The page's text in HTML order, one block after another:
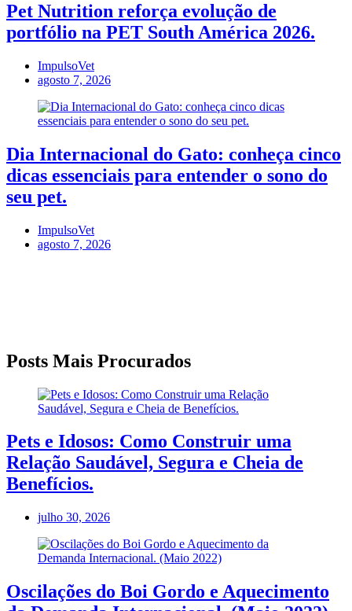
Pet Nutrition reforça evolução de
portfólio na PET South América 2026.
ImpulsoVet
agosto 7, 2026
Dia Internacional do Gato: conheça cinco
dicas essenciais para entender o sono do
seu pet.
ImpulsoVet
agosto 7, 2026
Posts Mais Procurados
Pets e Idosos: Como Construir uma
Relação Saudável, Segura e Cheia de
Benefícios.
julho 30, 2026
Oscilações do Boi Gordo e Aquecimento